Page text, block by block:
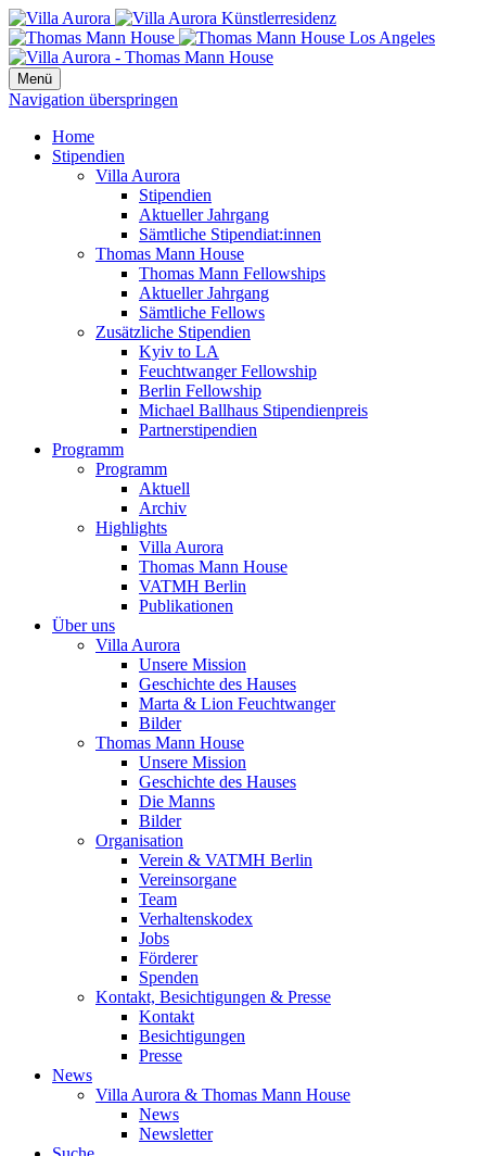
Menü
Navigation überspringen
Home
Stipendien
Villa Aurora
Stipendien
Aktueller Jahrgang
Sämtliche Stipendiat:innen
Thomas Mann House
Thomas Mann Fellowships
Aktueller Jahrgang
Sämtliche Fellows
Zusätzliche Stipendien
Kyiv to LA
Feuchtwanger Fellowship
Berlin Fellowship
Michael Ballhaus Stipendienpreis
Partnerstipendien
Programm
Programm
Aktuell
Archiv
Highlights
Villa Aurora
Thomas Mann House
VATMH Berlin
Publikationen
Über uns
Villa Aurora
Unsere Mission
Geschichte des Hauses
Marta & Lion Feuchtwanger
Bilder
Thomas Mann House
Unsere Mission
Geschichte des Hauses
Die Manns
Bilder
Organisation
Verein & VATMH Berlin
Vereinsorgane
Team
Verhaltenskodex
Jobs
Förderer
Spenden
Kontakt, Besichtigungen & Presse
Kontakt
Besichtigungen
Presse
News
Villa Aurora & Thomas Mann House
News
Newsletter